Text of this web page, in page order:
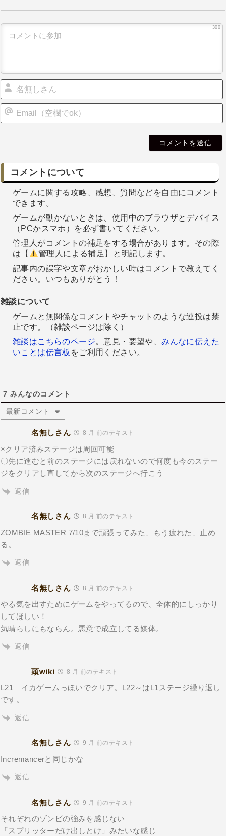
300
コメントについて
ゲームに関する攻略、感想、質問などを自由にコメント
できます。
ゲームが動かないときは、使用中のブラウザとデバイス
（PCかスマホ）を必ず書いてください。
管理人がコメントの補足をする場合があります。その際
は【
管理人による補足】と明記します。
記事内の誤字や文章がおかしい時はコメントで教えてく
ださい。いつもありがとう！
雑談について
ゲームと無関係なコメントやチャットのような連投は禁
止です。（雑談ページは除く）
雑談はこちらのページ。意見・要望や、みんなに伝えた
いことは伝言板 をご利用ください。
7 みんなのコメント
最新コメント
名無しさん 8 月 前のテキスト
×クリア済みステージは周回可能
〇先に進むと前のステージには戻れないので何度も今のステー
ジをクリアし直してから次のステージへ行こう
返信
名無しさん 8 月 前のテキスト
ZOMBIE MASTER 7/10まで頑張ってみた、もう疲れた、止め
る。
返信
名無しさん 8 月 前のテキスト
やる気を出すためにゲームをやってるので、全体的にしっかり
してほしい！
気晴らしにもならん。悪意で成立してる媒体。
返信
頭wiki 8 月 前のテキスト
L21 イカゲームっほいでクリア。L22～はL1ステージ繰り返し
です。
返信
名無しさん 9 月 前のテキスト
Incremancerと同じかな
返信
名無しさん 9 月 前のテキスト
それぞれのゾンビの強みを感じない
「スプリッターだけ出しとけ」みたいな感じ